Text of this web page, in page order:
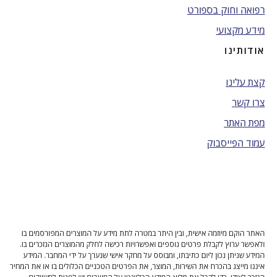
רפואה וחוק בספורט
מידע מקצועי
אודותינו
קצת עלינו
צרו קשר
מפת האתר
עמוד הפייסבוק
האתר הוקם מיוזמה אישית, ובין היתר במטרה לתת מידע על המוצרים המפורסמים בו
ולאפשר ערוץ לקבלת פרטים נוספים ואפשרויות רכישה לחלק מהמוצרים הנזכרים בו.
המידע שניתן נכון ליום כתיבתו, ומבוסס על מחקר אישי שנערך על ידי המחבר. המידע
איננו מייצג בהכרח את השירות, המוצר, את הפרטים הטכניים הכלולים בו או את המחיר